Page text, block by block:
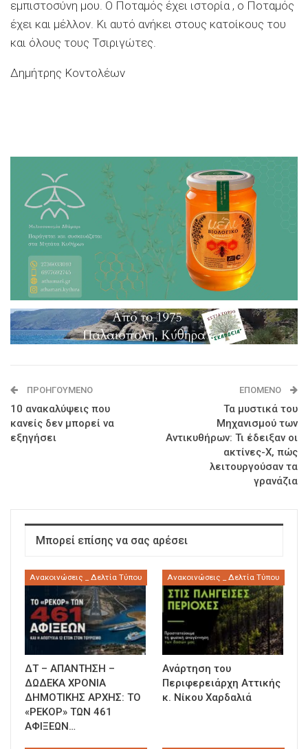
εμπιστοσύνη μου. Ο Ποταμός έχει ιστορία , ο Ποταμός
έχει και μέλλον. Κι αυτό ανήκει στους κατοίκους του
και όλους τους Τσιριγώτες.
Δημήτρης Κοντολέων
ΠΡΟΗΓΟΎΜΕΝΟ
10 ανακαλύψεις που
κανείς δεν μπορεί να
εξηγήσει
ΕΠΌΜΕΝΟ
Τα μυστικά του
Μηχανισμού των
Αντικυθήρων: Τι έδειξαν οι
ακτίνες-Χ, πώς
λειτουργούσαν τα
γρανάζια
Μπορεί επίσης να σας αρέσει
Ανακοινώσεις _ Δελτία Τύπου
ΔΤ – ΑΠΑΝΤΗΣΗ –
ΔΩΔΕΚΑ ΧΡΟΝΙΑ
ΔΗΜΟΤΙΚΗΣ ΑΡΧΗΣ: ΤΟ
«ΡΕΚΟΡ» ΤΩΝ 461
ΑΦΙΞΕΩΝ…
Ανακοινώσεις _ Δελτία Τύπου
Ανάρτηση του
Περιφερειάρχη Αττικής
κ. Νίκου Χαρδαλιά